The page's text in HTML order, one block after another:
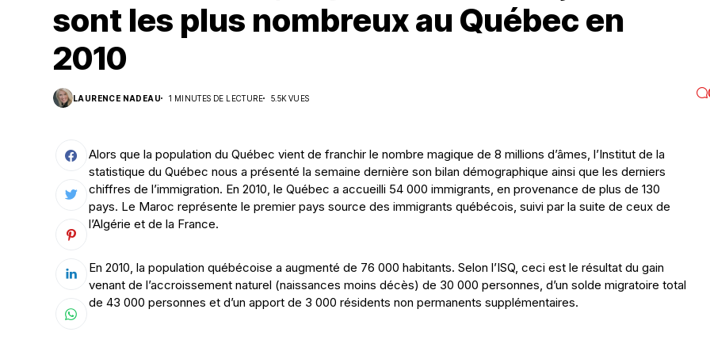
Suivi des démarches
Votre Profession/formation
sont les plus nombreux au Québec en
2010
LAURENCE NADEAU 1 MINUTES DE LECTURE 5.5K VUES
Alors que la population du Québec vient de franchir le nombre magique de 8 millions d’âmes, l’Institut de la
statistique du Québec nous a présenté la semaine dernière son bilan démographique ainsi que les derniers
chiffres de l’immigration. En 2010, le Québec a accueilli 54 000 immigrants, en provenance de plus de 130
pays. Le Maroc représente le premier pays source des immigrants québécois, suivi par la suite de ceux de
l’Algérie et de la France.
En 2010, la population québécoise a augmenté de 76 000 habitants. Selon l’ISQ, ceci est le résultat du gain
venant de l’accroissement naturel (naissances moins décès) de 30 000 personnes, d’un solde migratoire total
de 43 000 personnes et d’un apport de 3 000 résidents non permanents supplémentaires.